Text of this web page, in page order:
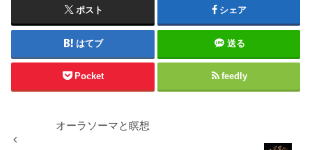
ポスト シェア
はてブ 送る
Pocket feedly
オーラソーマと瞑想